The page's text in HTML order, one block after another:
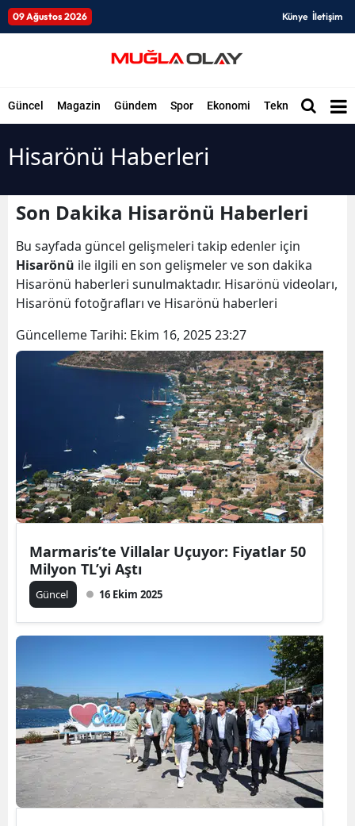
09 Ağustos 2026 Künye İletişim
Güncel Magazin Gündem Spor Ekonomi Teknoloji Dünya
Hisarönü Haberleri
Son Dakika Hisarönü Haberleri
Bu sayfada güncel gelişmeleri takip edenler için
Hisarönü ile ilgili en son gelişmeler ve son dakika
Hisarönü haberleri sunulmaktadır. Hisarönü videoları,
Hisarönü fotoğrafları ve Hisarönü haberleri
Güncelleme Tarihi: Ekim 16, 2025 23:27
Marmaris’te Villalar Uçuyor: Fiyatlar 50
Milyon TL’yi Aştı
Güncel 16 Ekim 2025